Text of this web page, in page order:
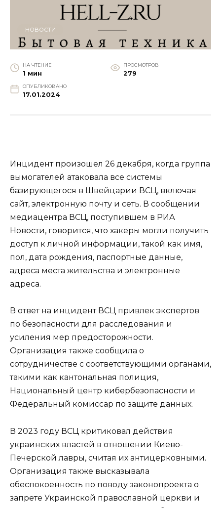
НОВОСТИ
НА ЧТЕНИЕ
1 мин
ПРОСМОТРОВ
279
ОПУБЛИКОВАНО
17.01.2024
Инцидент произошел 26 декабря, когда группа
вымогателей атаковала все системы
базирующегося в Швейцарии ВСЦ, включая
сайт, электронную почту и сеть. В сообщении
медиацентра ВСЦ, поступившем в РИА
Новости, говорится, что хакеры могли получить
доступ к личной информации, такой как имя,
пол, дата рождения, паспортные данные,
адреса места жительства и электронные
адреса.
В ответ на инцидент ВСЦ привлек экспертов
по безопасности для расследования и
усиления мер предосторожности.
Организация также сообщила о
сотрудничестве с соответствующими органами,
такими как кантональная полиция,
Национальный центр кибербезопасности и
Федеральный комиссар по защите данных.
В 2023 году ВСЦ критиковал действия
украинских властей в отношении Киево-
Печерской лавры, считая их антицерковными.
Организация также высказывала
обеспокоенность по поводу законопроекта о
запрете Украинской православной церкви и